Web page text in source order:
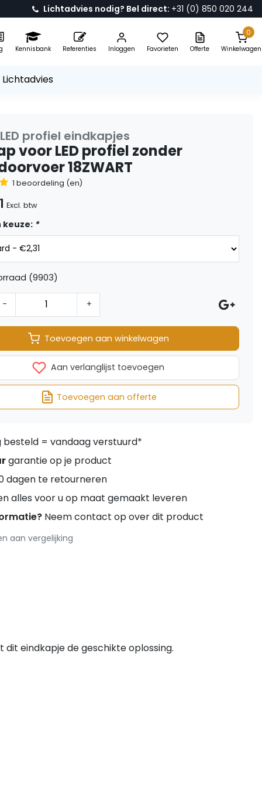
Lichtadvies nodig? Bel direct: +31 (0) 850 020 244
Kennisbank Referenties Inloggen Favorieten Offerte
0
Winkelwagen
profiel eindkapjes
voor LED profiel zonder
18ZWART
1 beoordeling (en)
Excl. btw
keuze: *
(9903)
- +
Toevoegen aan winkelwagen
Aan verlanglijst toevoegen
Toevoegen aan offerte
besteld = vandaag verstuurd*
garantie op je product
dagen te retourneren
alles voor u op maat gemaakt leveren
Neem contact op over dit product
aan vergelijking
eindkapje de geschikte oplossing.